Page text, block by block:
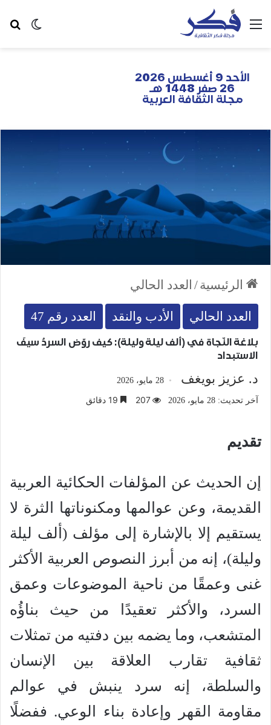
الأحد 9 أغسطس 2026
26 صفر 1448 هـ
مجلة الثقافة العربية
الرئيسية/ العدد الحالي
العدد الحالي الأدب والنقد العدد رقم 47
بلاغة النّجاة في (ألف ليلة وليلة): كيف روّض السردُ سيفَ
الاستبداد
د. عزيز بويغف 28 مايو، 2026
آخر تحديث: 28 مايو، 2026 207
تقديم
إن الحديث عن المؤلفات الحكائية العربية
القديمة، وعن عوالمها ومكنوناتها الثرة لا
يستقيم إلا بالإشارة إلى مؤلف (ألف ليلة
وليلة)، إنه من أبرز النصوص العربية الأكثر
غنى وعمقًا من ناحية الموضوعات وعمق
السرد، والأكثر تعقيدًا من حيث بناؤُه
المتشعب، وما يضمه بين دفتيه من تمثلات
ثقافية تقارب العلاقة بين الإنسان
والسلطة، إنه سرد ينبش في عوالم
مقاومة القهر وإعادة بناء الوعي. ففضلًا